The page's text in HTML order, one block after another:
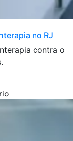
no RJ
contra o